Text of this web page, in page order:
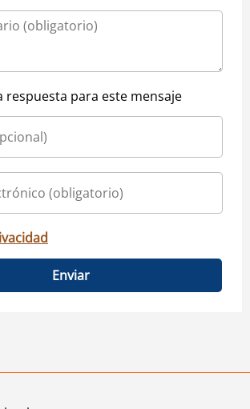
respuesta para este mensaje
Enviar